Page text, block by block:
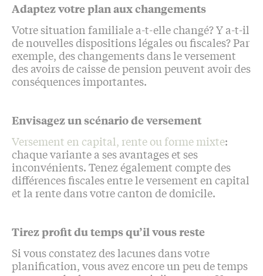
Adaptez votre plan aux changements
Votre situation familiale a-t-elle changé? Y a-t-il
de nouvelles dispositions légales ou fiscales? Par
exemple, des changements dans le versement
des avoirs de caisse de pension peuvent avoir des
conséquences importantes.
Envisagez un scénario de versement
Versement en capital, rente ou forme mixte:
chaque variante a ses avantages et ses
inconvénients. Tenez également compte des
différences fiscales entre le versement en capital
et la rente dans votre canton de domicile.
Tirez profit du temps qu’il vous reste
Si vous constatez des lacunes dans votre
planification, vous avez encore un peu de temps